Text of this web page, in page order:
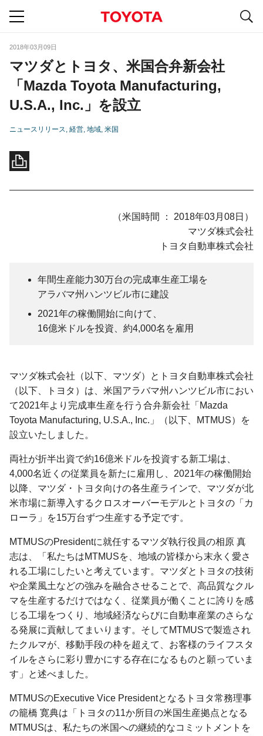
2018年03月09日
マツダとトヨタ、米国合弁新会社
「Mazda Toyota Manufacturing,
U.S.A., Inc.」を設立
ニュースリリース 経営 地域 米国
（米国時間 ： 2018年03月08日）
マツダ株式会社
トヨタ自動車株式会社
年間生産能力30万台の完成車生産工場を
アラバマ州ハンツビル市に建設
2021年の稼働開始に向けて、
16億米ドルを投資、 約4,000名を雇用
マツダ株式会社（以下、マツダ）とトヨタ自動車株式会社
（以下、トヨタ）は、米国アラバマ州ハンツビル市におい
て2021年より完成車生産を行う合弁新会社「Mazda
Toyota Manufacturing, U.S.A., Inc.」（以下、MTMUS）を
設立いたしました。
両社が折半出資で約16億米ドルを投資する新工場は、
4,000名近くの従業員を新たに雇用し、2021年の稼働開始
以降、マツダ・トヨタ向けの各生産ラインで、マツダが北
米市場に新導入するクロスオーバーモデルとトヨタの「カ
ローラ」を15万台ずつ生産する予定です。
MTMUSのPresidentに就任するマツダ執行役員の相原 真
志は、「私たちはMTMUSを、地域の皆様から末永く愛さ
れる工場にしたいと考えています。マツダとトヨタの技術
や企業風土などの強みを融合させることで、高品質なクル
マを生産するだけではなく、従業員が働くことに誇りを感
じる工場をつくり、地域経済ならびに自動車産業のさらな
る発展に貢献してまいります。そしてMTMUSで製造され
たクルマが、移動手段の枠を超えて、お客様のライフスタ
イルをさらに彩り豊かにする存在になるものと願っていま
す」と述べました。
MTMUSのExecutive Vice Presidentとなるトヨタ常務理事
の籠橋 寛典は「トヨタの11か所目の米国生産拠点となる
MTMUSは、私たちの米国への継続的なコミットメントを